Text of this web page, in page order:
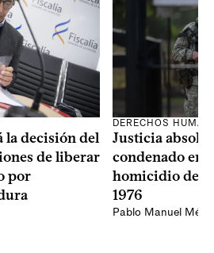
decisión del
de liberar
por
DERECHOS
Justicia
condenado en
homicidio de
1976
Pablo Manuel